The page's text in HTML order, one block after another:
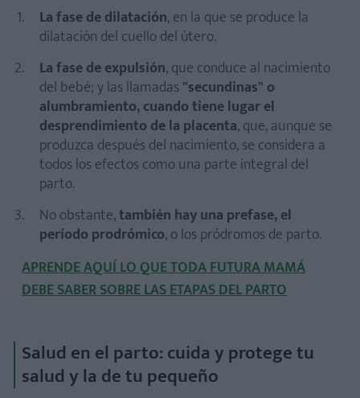
La fase de dilatación, en la que se produce la
dilatación del cuello del útero.
La fase de expulsión, que conduce al nacimiento
del bebé; y las llamadas "secundinas" o
alumbramiento, cuando tiene lugar el
desprendimiento de la placenta, que, aunque se
produzca después del nacimiento, se considera a
todos los efectos como una parte integral del
parto.
No obstante,también hay una prefase, el
período prodrómico, o los pródromos de parto.
APRENDE AQUÍ LO QUE TODA FUTURA MAMÁ
DEBE SABER SOBRE LAS ETAPAS DEL PARTO
Salud en el parto: cuida y protege tu
salud y la de tu pequeño